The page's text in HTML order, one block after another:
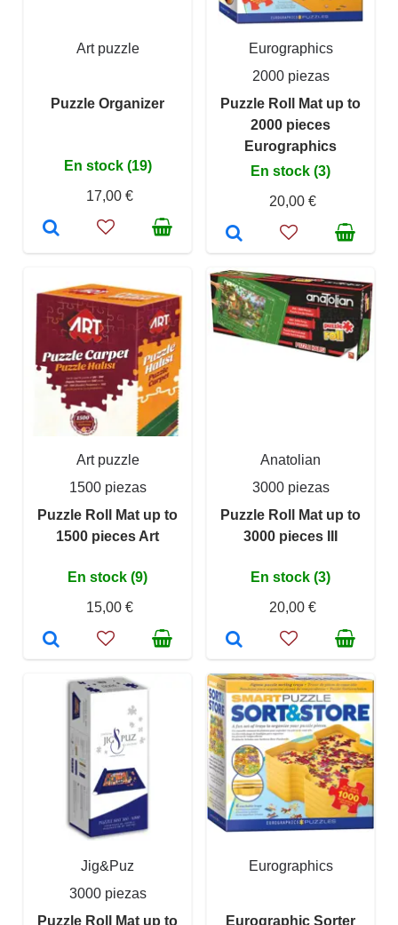
Art puzzle
Puzzle Organizer
En stock (19)
17,00 €
Eurographics
2000 piezas
Puzzle Roll Mat up to
2000 pieces
Eurographics
En stock (3)
20,00 €
Art puzzle
1500 piezas
Puzzle Roll Mat up to
1500 pieces Art
En stock (9)
15,00 €
Anatolian
3000 piezas
Puzzle Roll Mat up to
3000 pieces III
En stock (3)
20,00 €
Jig&Puz
3000 piezas
Puzzle Roll Mat up to
Eurographics
Eurographic Sorter